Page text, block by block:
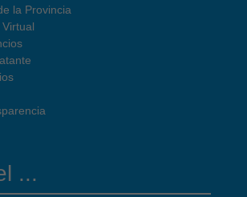
la Provincia
...